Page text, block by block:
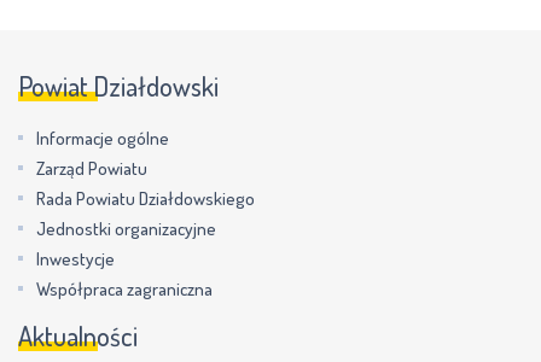
Powiat Działdowski
Informacje ogólne
Zarząd Powiatu
Rada Powiatu Działdowskiego
Jednostki organizacyjne
Inwestycje
Współpraca zagraniczna
Aktualności